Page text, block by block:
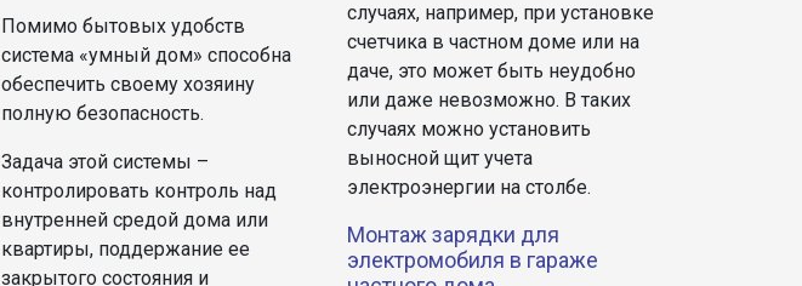
Помимо бытовых удобств
система «умный дом» способна
обеспечить своему хозяину
полную безопасность.
Задача этой системы –
контролировать контроль над
внутренней средой дома или
квартиры, поддержание ее
закрытого состояния и
случаях, например, при установке
счетчика в частном доме или на
даче, это может быть неудобно
или даже невозможно. В таких
случаях можно установить
выносной щит учета
электроэнергии на столбе.
Монтаж зарядки для
электромобиля в гараже